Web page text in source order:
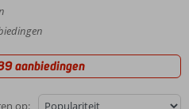
Gran Canaria
en de
aanbiedingen
op: